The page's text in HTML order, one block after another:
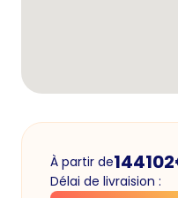
À partir de144102
Délai de livraision :